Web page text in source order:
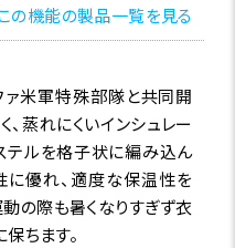
の機能の製品一覧を見る
ァ米軍特殊部隊と共同開
、蒸れにくいインシュレー
テルを格子状に編み込ん
に優れ、適度な保温性を
の際も暑くなりすぎず衣
ちます。